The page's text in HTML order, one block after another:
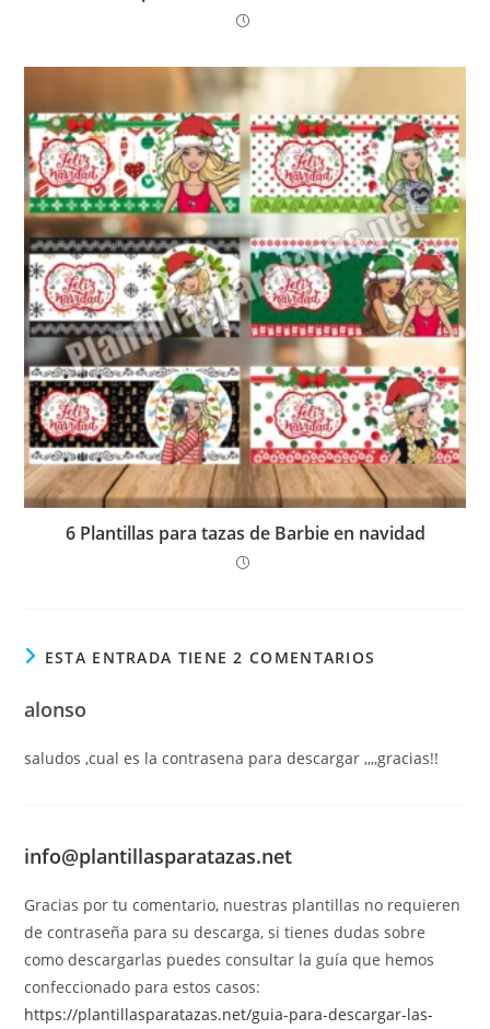
6 Plantillas para tazas de Barbie en navidad
ESTA ENTRADA TIENE 2 COMENTARIOS
alonso
saludos ,cual es la contrasena para descargar ,,,,gracias!!
info@plantillasparatazas.net
Gracias por tu comentario, nuestras plantillas no requieren
de contraseña para su descarga, si tienes dudas sobre
como descargarlas puedes consultar la guía que hemos
confeccionado para estos casos:
https://plantillasparatazas.net/guia-para-descargar-las-